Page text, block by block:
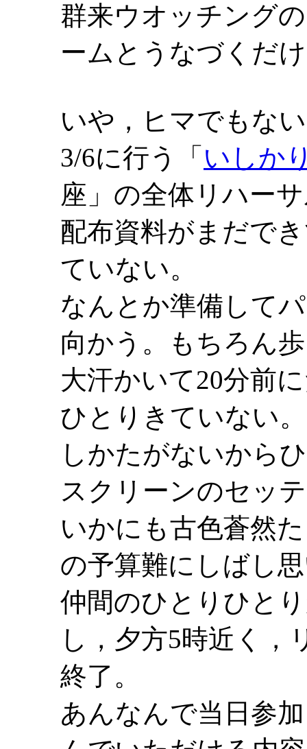
群来ウオッチング
ームとうなづくだ
いや，ヒマでもな
3/6に行う「 いしか
座」の全体リハー
配布資料がまだで
ていない。
なんとか準備して
向かう。もちろん
大汗かいて20分前
ひとりきていない。
しかたがないから
スクリーンのセッ
いかにも古色蒼然
の予算難にしばし
仲間のひとりひと
し，夕方5時近く，
終了。
あんなんで当日参